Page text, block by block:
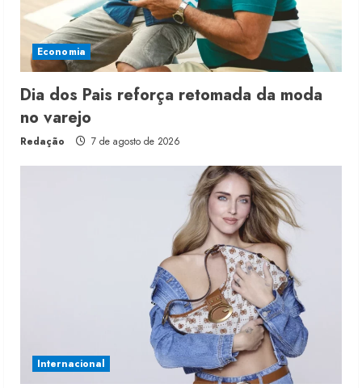
Economia
Dia dos Pais reforça retomada da moda
no varejo
Redação 7 de agosto de 2026
Internacional